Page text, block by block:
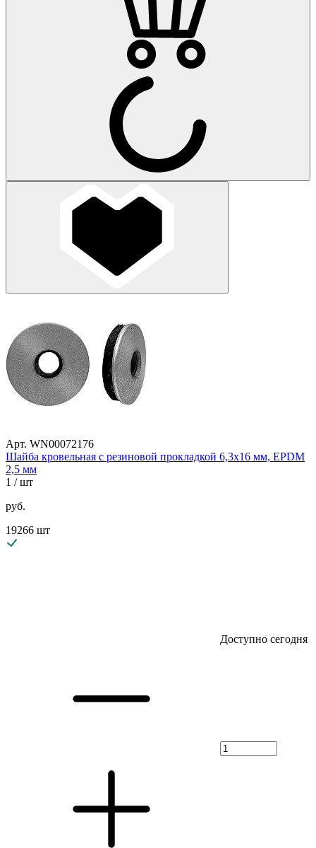
Арт. WN00072176
Шайба кровельная с резиновой прокладкой 6,3х16 мм, EPDM
2,5 мм
1 / шт
руб.
19266 шт
Доступно сегодня